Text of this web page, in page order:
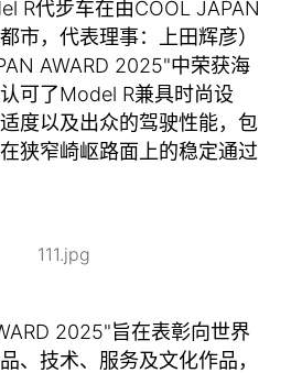
R代步车在由COOL JAPAN
市，代表理事：上田辉彦）
AWARD 2025"中荣获海
可了Model R兼具时尚设
度以及出众的驾驶性能，包
狭窄崎岖路面上的稳定通过
2025"旨在表彰向世界
、技术、服务及文化作品，